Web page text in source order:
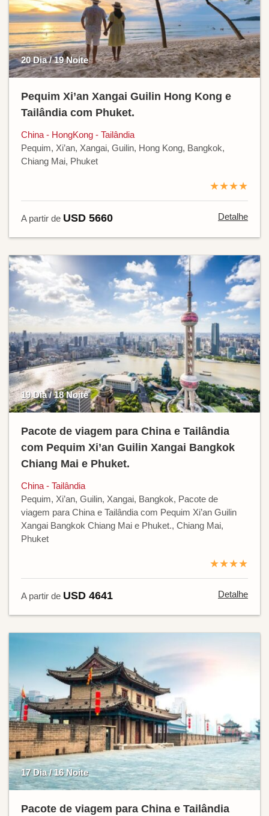
20 Dia / 19 Noite
Pequim Xi’an Xangai Guilin Hong Kong e
Tailândia com Phuket.
China - HongKong - Tailândia
Pequim, Xi’an, Xangai, Guilin, Hong Kong, Bangkok,
Chiang Mai, Phuket
★★★★
A partir de USD 5660 Detalhe
19 Dia / 18 Noite
Pacote de viagem para China e Tailândia
com Pequim Xi’an Guilin Xangai Bangkok
Chiang Mai e Phuket.
China - Tailândia
Pequim, Xi’an, Guilin, Xangai, Bangkok, Pacote de
viagem para China e Tailândia com Pequim Xi’an Guilin
Xangai Bangkok Chiang Mai e Phuket., Chiang Mai,
Phuket
★★★★
A partir de USD 4641 Detalhe
17 Dia / 16 Noite
Pacote de viagem para China e Tailândia